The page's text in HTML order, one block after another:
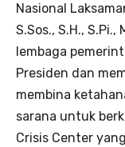
Nasional
S.Sos., S.H.,
lembaga
Presiden dan
membina
sarana untuk
Crisis Center